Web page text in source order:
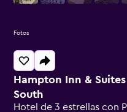
Hampton Inn &
South
Hotel de 3 estrellas con
Fotos